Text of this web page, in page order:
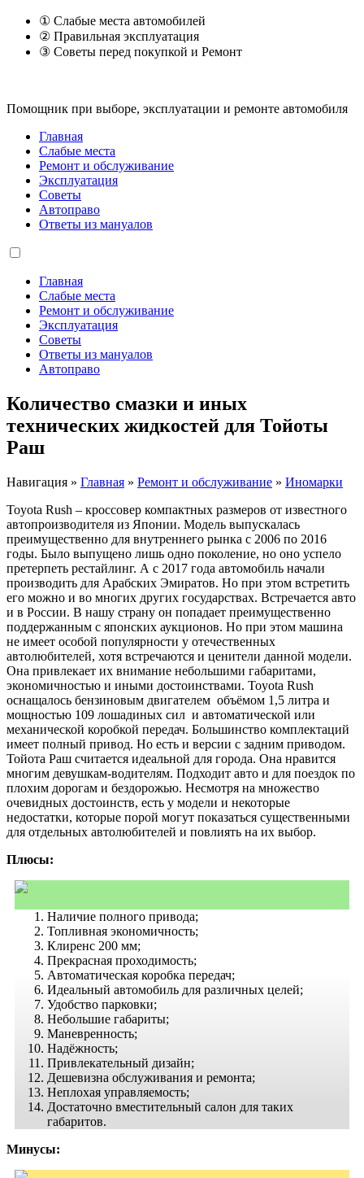
① Слабые места автомобилей
② Правильная эксплуатация
③ Советы перед покупкой и Ремонт
Помощник при выборе, эксплуатации и ремонте автомобиля
Главная
Слабые места
Ремонт и обслуживание
Эксплуатация
Советы
Автоправо
Ответы из мануалов
Главная
Слабые места
Ремонт и обслуживание
Эксплуатация
Советы
Ответы из мануалов
Автоправо
Количество смазки и иных
технических жидкостей для Тойоты
Раш
Навигация » Главная » Ремонт и обслуживание » Иномарки
Toyota Rush – кроссовер компактных размеров от известного
автопроизводителя из Японии. Модель выпускалась
преимущественно для внутреннего рынка с 2006 по 2016
годы. Было выпущено лишь одно поколение, но оно успело
претерпеть рестайлинг. А с 2017 года автомобиль начали
производить для Арабских Эмиратов. Но при этом встретить
его можно и во многих других государствах. Встречается авто
и в России. В нашу страну он попадает преимущественно
поддержанным с японских аукционов. Но при этом машина
не имеет особой популярности у отечественных
автолюбителей, хотя встречаются и ценители данной модели.
Она привлекает их внимание небольшими габаритами,
экономичностью и иными достоинствами. Toyota Rush
оснащалось бензиновым двигателем объёмом 1,5 литра и
мощностью 109 лошадиных сил и автоматической или
механической коробкой передач. Большинство комплектаций
имеет полный привод. Но есть и версии с задним приводом.
Тойота Раш считается идеальной для города. Она нравится
многим девушкам-водителям. Подходит авто и для поездок по
плохим дорогам и бездорожью. Несмотря на множество
очевидных достоинств, есть у модели и некоторые
недостатки, которые порой могут показаться существенными
для отдельных автолюбителей и повлиять на их выбор.
Плюсы:
Наличие полного привода;
Топливная экономичность;
Клиренс 200 мм;
Прекрасная проходимость;
Автоматическая коробка передач;
Идеальный автомобиль для различных целей;
Удобство парковки;
Небольшие габариты;
Маневренность;
Надёжность;
Привлекательный дизайн;
Дешевизна обслуживания и ремонта;
Неплохая управляемость;
Достаточно вместительный салон для таких
габаритов.
Минусы: